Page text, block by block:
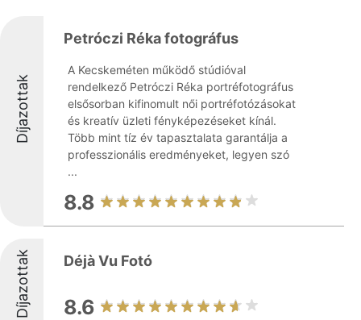
Díjazottak
Petróczi Réka fotográfus
A Kecskeméten működő stúdióval
rendelkező Petróczi Réka portréfotográfus
elsősorban kifinomult női portréfotózásokat
és kreatív üzleti fényképezéseket kínál.
Több mint tíz év tapasztalata garantálja a
professzionális eredményeket, legyen szó
...
8.8
Díjazottak Déjà Vu Fotó
8.6